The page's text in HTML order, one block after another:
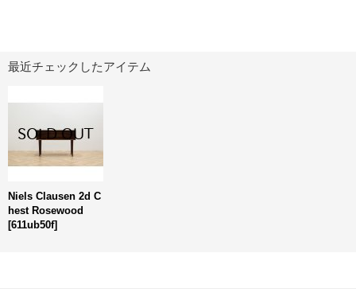
最近チェックしたアイテム
Niels Clausen 2d C
hest Rosewood
[611ub50f]